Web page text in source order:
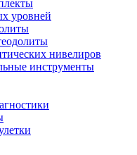
уровней
нивелиров
инструменты